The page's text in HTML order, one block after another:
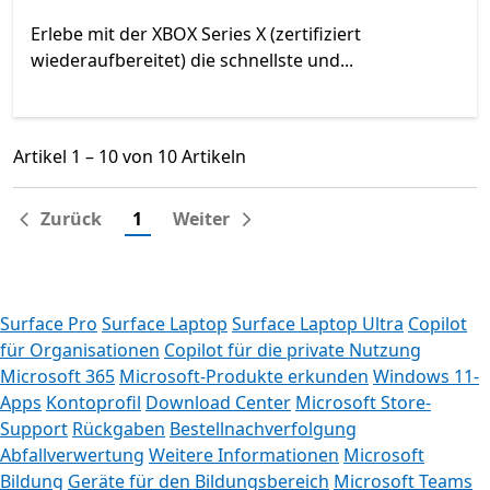
Erlebe mit der XBOX Series X (zertifiziert
wiederaufbereitet) die schnellste und...
Artikel 1 – 10 von 10 Artikeln
Artikel 1 – 10 von 10 Artikeln
Zurück 1 Weiter
Surface Pro Surface Laptop Surface Laptop Ultra Copilot
für Organisationen Copilot für die private Nutzung
Microsoft 365 Microsoft-Produkte erkunden Windows 11-
Apps Kontoprofil Download Center Microsoft Store-
Support Rückgaben Bestellnachverfolgung
Abfallverwertung Weitere Informationen Microsoft
Bildung Geräte für den Bildungsbereich Microsoft Teams